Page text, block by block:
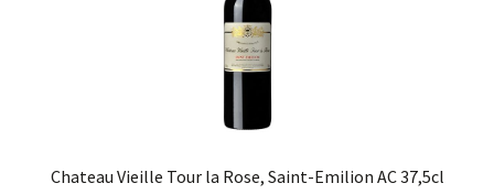
Chateau Vieille Tour la Rose, Saint-Emilion AC 37,5cl